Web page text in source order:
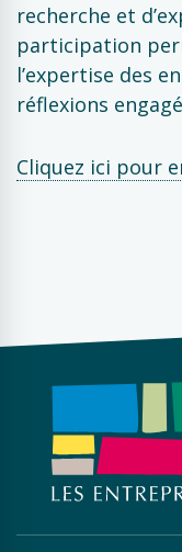
recherche et
participation
l’expertise des
réflexions
Cliquez ici pour